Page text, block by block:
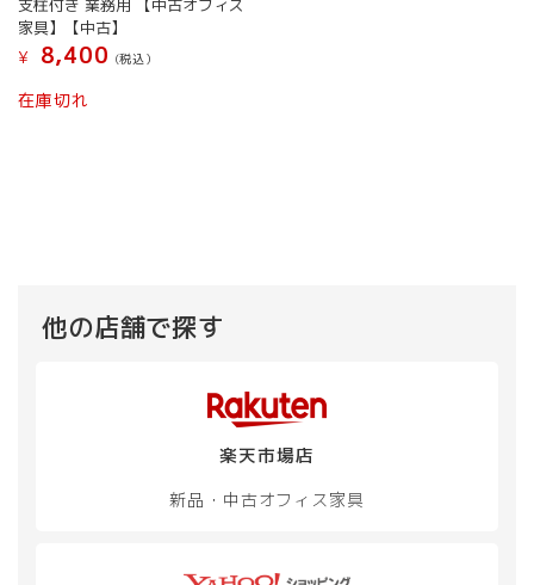
支柱付き 業務用 【中古オフィス
家具】【中古】
¥
8,400 (税込）
在庫切れ
他の店舗で探す
楽天市場店
新品・中古オフィス家具